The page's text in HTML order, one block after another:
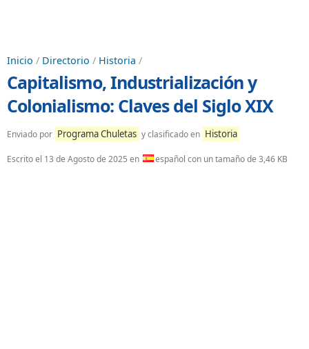
Inicio / Directorio / Historia /
Capitalismo, Industrialización y
Colonialismo: Claves del Siglo XIX
Enviado por Programa Chuletas y clasificado en Historia
Escrito el 13 de Agosto de 2025 en español con un tamaño de 3,46 KB